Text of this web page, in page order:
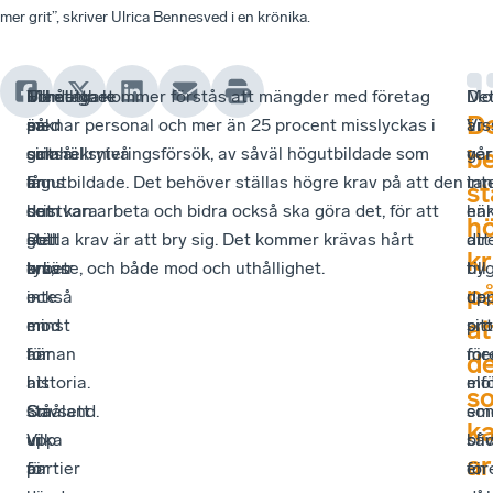
mer grit”, skriver Ulrica Bennesved i en krönika.
Företagare
med
grit
finns
det
gott
om,
inte
minst
här
i
Småland.
Vi
är
Men
på
samhällsnivå
är
det
–
tyvärr
–
en
annan
historia.
Oavsett
vilka
partier
Uthållighet
är
också
en
bristvara.
Det
krävs
också
mod
för
att
stå
upp
för
Till detta kommer förstås att mängder med företag
saknar personal och mer än 25 procent misslyckas i
sina rekryteringsförsök, av såväl högutbildade som
lågutbildade. Det behöver ställas högre krav på att den
som kan arbeta och bidra också ska göra det, för att
ställa krav är att bry sig. Det kommer krävas hårt
arbete, och både mod och uthållighet.
går
här
till
de
en
är
att
sitt